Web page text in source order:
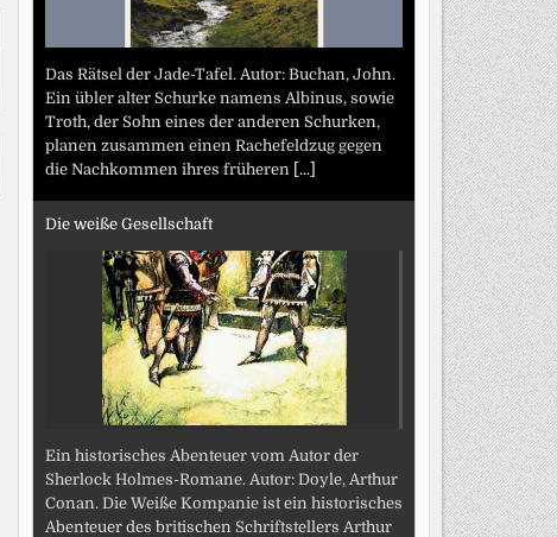
Das Rätsel der Jade-Tafel. Autor: Buchan, John.
Ein übler alter Schurke namens Albinus, sowie
Troth, der Sohn eines der anderen Schurken,
planen zusammen einen Rachefeldzug gegen
die Nachkommen ihres früheren [...]
Die weiße Gesellschaft
Ein historisches Abenteuer vom Autor der
Sherlock Holmes-Romane. Autor: Doyle, Arthur
Conan. Die Weiße Kompanie ist ein historisches
Abenteuer des britischen Schriftstellers Arthur